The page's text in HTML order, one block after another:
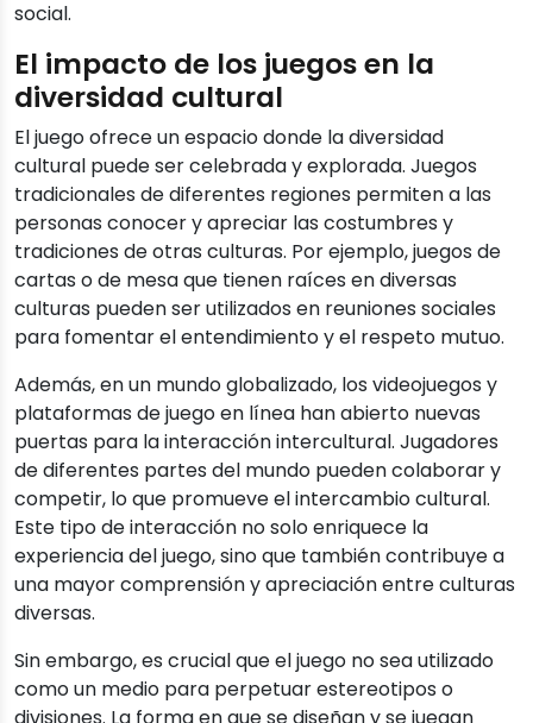
social.
El impacto de los juegos en la
diversidad cultural
El juego ofrece un espacio donde la diversidad
cultural puede ser celebrada y explorada. Juegos
tradicionales de diferentes regiones permiten a las
personas conocer y apreciar las costumbres y
tradiciones de otras culturas. Por ejemplo, juegos de
cartas o de mesa que tienen raíces en diversas
culturas pueden ser utilizados en reuniones sociales
para fomentar el entendimiento y el respeto mutuo.
Además, en un mundo globalizado, los videojuegos y
plataformas de juego en línea han abierto nuevas
puertas para la interacción intercultural. Jugadores
de diferentes partes del mundo pueden colaborar y
competir, lo que promueve el intercambio cultural.
Este tipo de interacción no solo enriquece la
experiencia del juego, sino que también contribuye a
una mayor comprensión y apreciación entre culturas
diversas.
Sin embargo, es crucial que el juego no sea utilizado
como un medio para perpetuar estereotipos o